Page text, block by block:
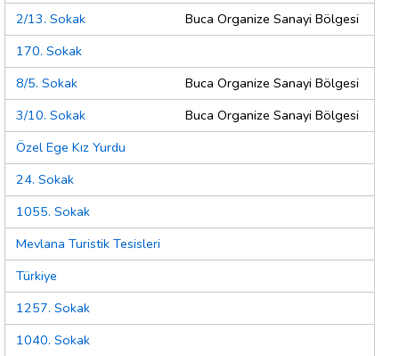
2/13. Sokak
Buca Organize Sanayi Bölgesi
170. Sokak
8/5. Sokak
Buca Organize Sanayi Bölgesi
3/10. Sokak
Buca Organize Sanayi Bölgesi
Özel Ege Kız Yurdu
24. Sokak
1055. Sokak
Mevlana Turistik Tesisleri
Türkiye
1257. Sokak
1040. Sokak